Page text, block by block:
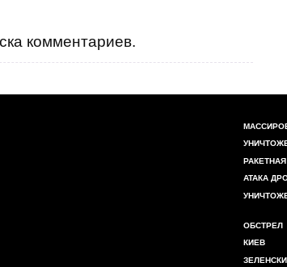
комментариев.
АТАКА
ОБСТРЕЛ
КИЕВ